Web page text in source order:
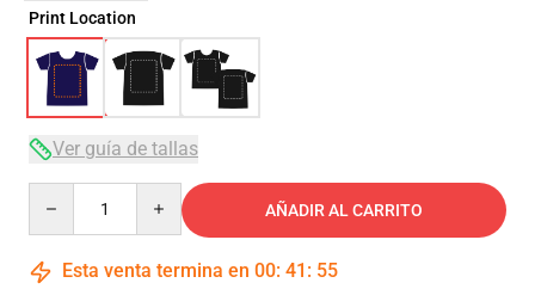
Print Location
Ver guía de tallas
AÑADIR AL CARRITO
Esta venta termina en 00: 41 : 54